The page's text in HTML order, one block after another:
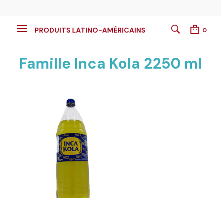
PRODUITS LATINO-AMÉRICAINS 0
Famille Inca Kola 2250 ml